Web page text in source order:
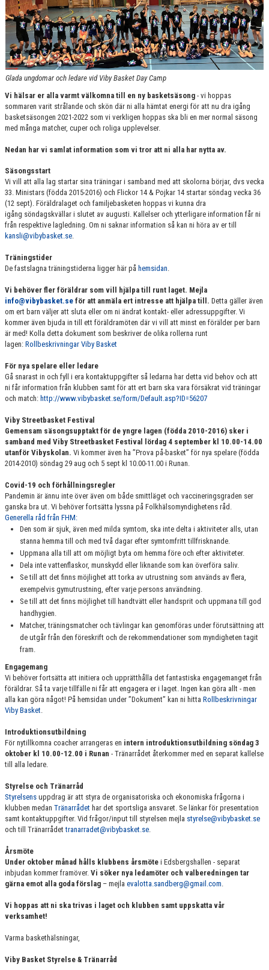
MATCH & RESULTAT
ARRANGEMANG
KLUBBSHOP
VÄRDEGRUND & UPPFÖRANDEKOD
STJÄRNSKOTT
Glada ungdomar och ledare vid Viby Basket Day Camp
Vi hälsar er alla varmt välkomna till en ny basketsäsong - vi hoppas
sommaren varit strålande och skön där ni alla hämtat energi för att nu dra igång
basketsäsongen 2021-2022 som vi verkligen hoppas ska bli en mer normal säsong
med många matcher, cuper och roliga upplevelser.
Nedan har vi samlat information som vi tror att ni alla har nytta av.
Säsongsstart
Vi vill att alla lag startar sina träningar i samband med att skolorna börjar, dvs vecka
33. Ministars (födda 2015-2016) och Flickor 14 & Pojkar 14 startar söndag vecka 36
(12 sept). Föräldralaget och familjebasketen hoppas vi kunna dra
igång söndagskvällar i slutet av augusti. Kallelser och ytterligare information får ni
från respektive lagledning. Om ni saknar information så kan ni höra av er till
kansli@vibybasket.se.
Träningstider
De fastslagna träningstiderna ligger här på hemsidan.
Vi behöver fler föräldrar som vill hjälpa till runt laget. Mejla
info@vibybasket.se för att anmäla ert intresse att hjälpa till. Detta gäller även
om ert barn väljer att sluta eller om ni ändrat kontakt- eller adressuppgifter. Vi
kommer även bjuda in till ett föräldramöten där vi vill att minst en förälder per barn
är med! Kolla detta dokument som beskriver de olika rollerna runt
lagen: Rollbeskrivningar Viby Basket
För nya spelare eller ledare
Gå snarast in och fyll i era kontaktuppgifter så ledarna har detta vid behov och att
ni får information från klubben samt för att ert barn ska vara försäkrat vid träningar
och match: http://www.vibybasket.se/form/Default.asp?ID=56207
Viby Streetbasket Festival
Gemensam säsongsupptakt för de yngre lagen (födda 2010-2016) sker i
samband med Viby Streetbasket Festival lördag 4 september kl 10.00-14.00
utanför Vibyskolan. Vi kommer även ha ”Prova på-basket” för nya spelare (födda
2014-2010) söndag 29 aug och 5 sept kl 10.00-11.00 i Runan.
Covid-19 och förhållningsregler
Pandemin är ännu inte över även om både smittläget och vaccineringsgraden ser
ganska bra ut. Vi behöver fortsätta lyssna på Folkhälsomyndighetens råd.
Generella råd från FHM:
Den som är sjuk, även med milda symtom, ska inte delta i aktiviteter alls, utan
stanna hemma till och med två dagar efter symtomfritt tillfrisknande.
Uppmana alla till att om möjligt byta om hemma före och efter aktiviteter.
Dela inte vattenflaskor, munskydd eller liknande som kan överföra saliv.
Se till att det finns möjlighet att torka av utrustning som används av flera,
exempelvis gymutrustning, efter varje persons användning.
Se till att det finns möjlighet till handtvätt eller handsprit och uppmana till god
handhygien.
Matcher, träningsmatcher och tävlingar kan genomföras under förutsättning att
de utgår från den föreskrift och de rekommendationer som myndigheten tagit
fram.
Engagemang
Vi behöver fortsätta att initiera och upprätthålla det fantastiska engagemanget från
föräldrar. Så ta varje tillfälle ni får att engagera er i laget. Ingen kan göra allt - men
alla kan göra något! På hemsidan under ”Dokument” kan ni hitta Rollbeskrivningar
Viby Basket.
Introduktionsutbildning
För nytillkomna coacher arrangeras en intern introduktionsutbildning söndag 3
oktober kl 10.00-12.00 i Runan - Tränarrådet återkommer med en separat kallelse
till alla ledare.
Styrelse och Tränarråd
Styrelsens uppdrag är att styra de organisatoriska och ekonomiska frågorna i
klubben medan Tränarrådet har det sportsliga ansvaret. Se länkar för presentation
samt kontaktuppgifter. Vid frågor/input till styrelsen mejla styrelse@vibybasket.se
och till Tränarrådettranarradet@vibybasket.se.
Årsmöte
Under oktober månad hålls klubbens årsmöte i Edsbergshallen - separat
inbjudan kommer framöver. Vi söker nya ledamöter och valberedningen tar
gärna emot alla goda förslag – mejla evalotta.sandberg@gmail.com.
Vi hoppas att ni ska trivas i laget och klubben samt uppskatta vår
verksamhet!
Varma baskethälsningar,
Viby Basket Styrelse & Tränarråd